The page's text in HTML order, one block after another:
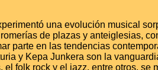
una evolución musical
de plazas y anteiglesias,
parte en las tendencias
y Kepa Junkera son la
el folk rock y el jazz, entre otros, se